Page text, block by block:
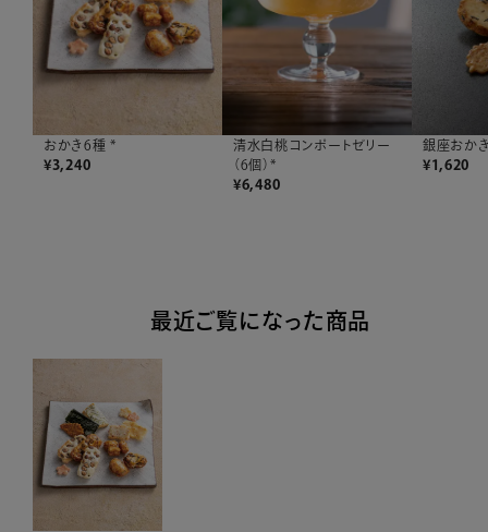
おかき6種 *
¥3,240
清水白桃コンポートゼリー
（6個）*
¥6,480
銀座おか
¥1,620
最近ご覧になった商品